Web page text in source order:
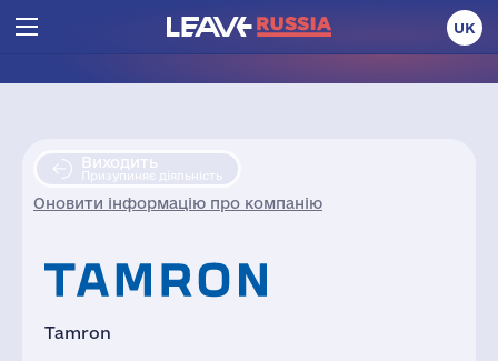
UK
Виходить
Призупиняє діяльність
Оновити інформацію про компанію
Tamron